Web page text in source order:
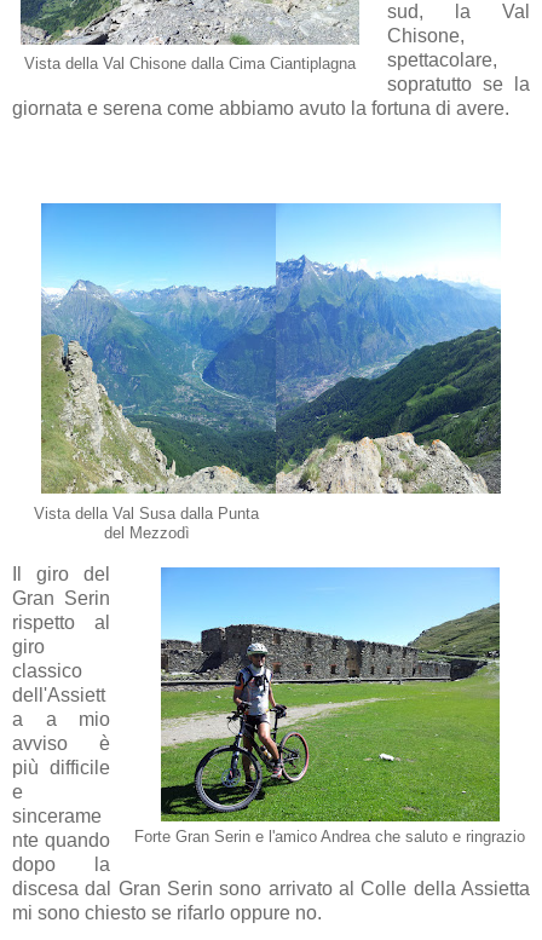
Vista della Val Chisone dalla Cima Ciantiplagna
sud, la Val
Chisone,
spettacolare,
sopratutto se la
giornata e serena come abbiamo avuto la fortuna di avere.
Vista della Val Susa dalla Punta
del Mezzodì
Forte Gran Serin e l'amico Andrea che saluto e ringrazio
Il giro del
Gran Serin
rispetto al
giro
classico
dell'Assiett
a a mio
avviso è
più difficile
e
sincerame
nte quando
dopo la
discesa dal Gran Serin sono arrivato al Colle della Assietta
mi sono chiesto se rifarlo oppure no.